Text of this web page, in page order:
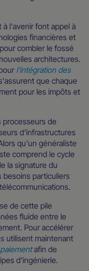
l'avenir font appel à
financières et
combler le fossé
architectures.
l'intégration des
que chaque
pour les impôts et
processeurs de
d'infrastructures
qu'un généraliste
comprend le cycle
la signature du
besoins particuliers
de cette pile
fluide entre le
Pour accélérer
utilisent maintenant
afin de
d'ingénierie.